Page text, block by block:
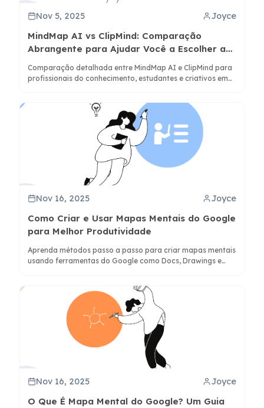
Nov 5, 2025 Joyce
MindMap AI vs ClipMind: Comparação
Abrangente para Ajudar Você a Escolher a
Ferramenta Certa
Comparação detalhada entre MindMap AI e ClipMind para
profissionais do conhecimento, estudantes e criativos em
Nov 16, 2025 Joyce
Como Criar e Usar Mapas Mentais do Google
para Melhor Produtividade
Aprenda métodos passo a passo para criar mapas mentais
usando ferramentas do Google como Docs, Drawings e
Nov 16, 2025 Joyce
O Que É Mapa Mental do Google? Um Guia